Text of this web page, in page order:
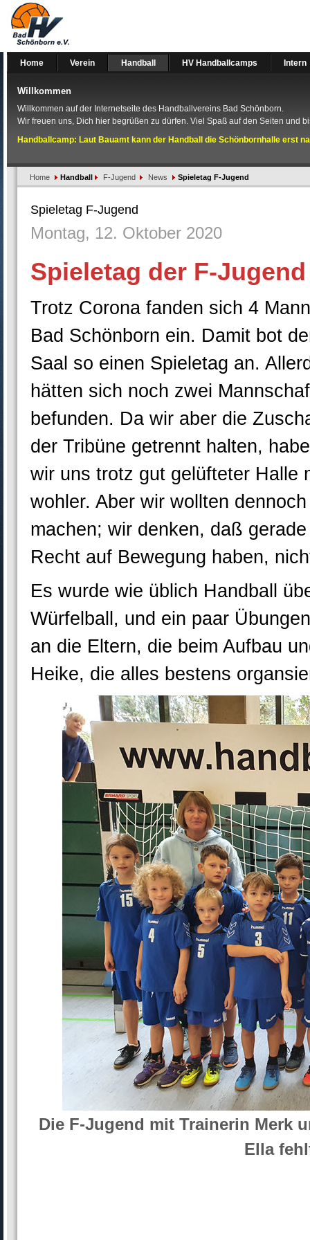
Home Verein Handball HV Handballcamps Intern
Willkommen
Willkommen auf der Internetseite des Handballvereins Bad Schönborn.
Wir freuen uns, Dich hier begrüßen zu dürfen. Viel Spaß auf den Seiten und
Handballcamp: Laut Bauamt kann der Handball die Schönbornhalle erst
Home Handball F-Jugend News Spieletag F-Jugend
Spieletag F-Jugend
Montag, 12. Oktober 2020
Spieletag der F-Jugend
Trotz Corona fanden sich 4
Bad Schönborn ein. Damit bot
Saal so einen Spieletag an.
hätten sich noch zwei
befunden. Da wir aber die
der Tribüne getrennt halten,
wir uns trotz gut gelüfteter Halle
wohler. Aber wir wollten
machen; wir denken, daß
Recht auf Bewegung haben,
Es wurde wie üblich Handball
Würfelball, und ein paar
an die Eltern, die beim Aufbau
Heike, die alles bestens
Die F-Jugend mit Trainerin Merk
Ella